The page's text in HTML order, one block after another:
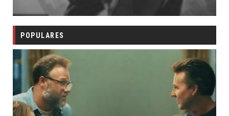
POPULARES